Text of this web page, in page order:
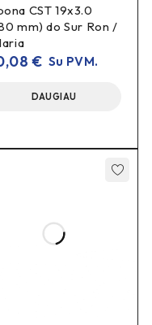
30T
(žvaigždutės), didelio
keisti
nereikia
CST 19x3.0
mm) do Sur Ron /
€ Su PVM.
DAUGIAU